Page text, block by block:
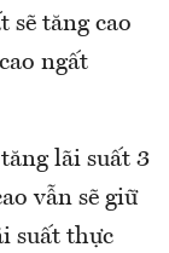
sẽ tăng cao
ngất
lãi suất 3
vẫn sẽ giữ
suất thực